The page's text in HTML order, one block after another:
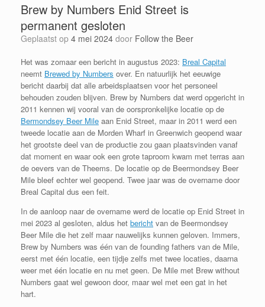
Brew by Numbers Enid Street is
permanent gesloten
Geplaatst op 4 mei 2024 door Follow the Beer
Het was zomaar een bericht in augustus 2023: Breal Capital
neemt Brewed by Numbers over. En natuurlijk het eeuwige
bericht daarbij dat alle arbeidsplaatsen voor het personeel
behouden zouden blijven. Brew by Numbers dat werd opgericht in
2011 kennen wij vooral van de oorspronkelijke locatie op de
Bermondsey Beer Mile aan Enid Street, maar in 2011 werd een
tweede locatie aan de Morden Wharf in Greenwich geopend waar
het grootste deel van de productie zou gaan plaatsvinden vanaf
dat moment en waar ook een grote taproom kwam met terras aan
de oevers van de Theems. De locatie op de Beermondsey Beer
Mile bleef echter wel geopend. Twee jaar was de overname door
Breal Capital dus een feit.
In de aanloop naar de overname werd de locatie op Enid Street in
mei 2023 al gesloten, aldus het bericht van de Beermondsey
Beer Mile die het zelf maar nauwelijks kunnen geloven. Immers,
Brew by Numbers was één van de founding fathers van de Mile,
eerst met één locatie, een tijdje zelfs met twee locaties, daarna
weer met één locatie en nu met geen. De Mile met Brew without
Numbers gaat wel gewoon door, maar wel met een gat in het
hart.